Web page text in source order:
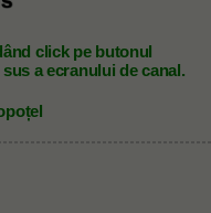
click pe butonul
a ecranului de canal.